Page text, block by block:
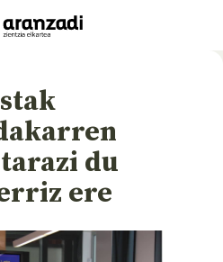
du
ere